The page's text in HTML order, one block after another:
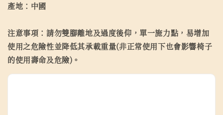
產地：中國
注意事項：請勿雙腳離地及過度後仰，單一施力點，易增加
使用之危險性並降低其承載重量(非正常使用下也會影響椅子
的使用壽命及危險)。